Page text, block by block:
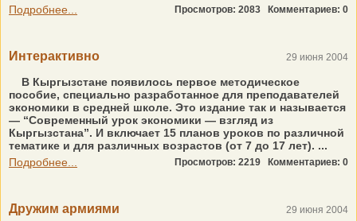
Подробнее...
Просмотров: 2083 Комментариев: 0
Интерактивно 29 июня 2004
В Кыргызстане появилось первое методическое
пособие, специально разработанное для преподавателей
экономики в средней школе. Это издание так и называется
— “Современный урок экономики — взгляд из
Кыргызстана”. И включает 15 планов уроков по различной
тематике и для различных возрастов (от 7 до 17 лет). ...
Подробнее...
Просмотров: 2219 Комментариев: 0
Дружим армиями 29 июня 2004